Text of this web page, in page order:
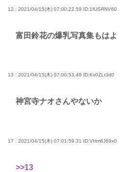
12 : 2021/04/15(木) 07:00:22.59 ID:1fUSRNV60
富田鈴花の爆乳写真集もはよ
13 : 2021/04/15(木) 07:00:53.48 ID:Kv0ZLt3d0
神宮寺ナオさんやないか
17 : 2021/04/15(木) 07:01:59.31 ID:VHm6J69x0
>>13